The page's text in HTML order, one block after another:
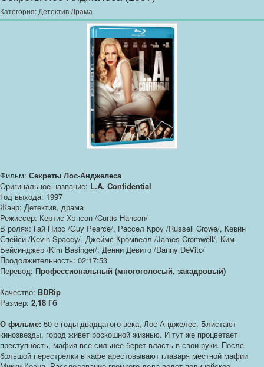
Категория: Детектив Драма
Фильм: Секреты Лос-Анджелеса
Оригинальное название: L.A. Confidential
Год выхода: 1997
Жанр: Детектив, драма
Режиссер: Кертис Хэнсон /Curtis Hanson/
В ролях: Гай Пирс /Guy Pearce/, Рассел Кроу /Russell Crowe/, Кевин
Спейси /Kevin Spacey/, Джеймс Кромвелл /James Cromwell/, Ким
Бейсинджер /Kim Basinger/, Денни Девито /Danny DeVito/
Продолжительность: 02:17:53
Перевод: Профессиональный (многоголосый, закадровый)
Качество: BDRip
Размер: 2,18 Гб
О фильме: 50-е годы двадцатого века, Лос-Анджелес. Блистают
кинозвезды, город живет роскошной жизнью. И тут же процветает
преступность, мафия все сильнее берет власть в свои руки. После
большой перестрелки в кафе арестовывают главаря местной мафии